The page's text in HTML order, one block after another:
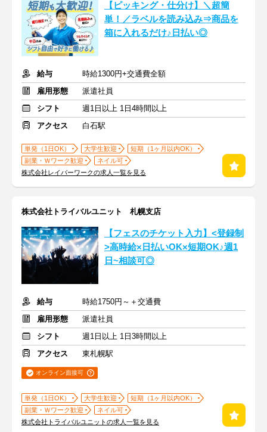
【ピッキング・仕分け】＼超簡
単！／ラベルを読み込み⇒商品を
箱に入れるだけ♪日払い◎
給与
時給1300円+交通費全額
雇用形態
派遣社員
シフト
週1日以上 1日4時間以上
アクセス
白石駅
単発（1日OK） 大学生歓迎
短期（1ヶ月以内OK）
副業・Ｗワーク歓迎
ネイル可
株式会社レイバーワークの求人一覧を見る
株式会社トライバルユニット 札幌支店
【フェスのチケット入力】<登録制
>高時給×日払いOK×短期OK♪週1
日~相談可◎
給与
時給1750円～＋交通費
雇用形態
派遣社員
シフト
週1日以上 1日3時間以上
アクセス
東札幌駅
オンライン面接可
単発（1日OK） 大学生歓迎
短期（1ヶ月以内OK）
副業・Ｗワーク歓迎
ネイル可
株式会社トライバルユニットの求人一覧を見る